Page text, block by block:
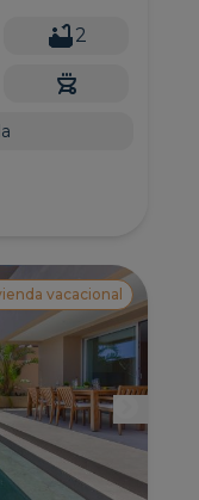
un amplio
a la terraza
2
vacacional